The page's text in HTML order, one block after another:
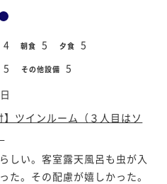
4 朝食 5 夕食 5
5 その他設備 5
】ツインルーム（３人目はソ
しい。客室露天風呂も虫が入
た。その配慮が嬉しかった。